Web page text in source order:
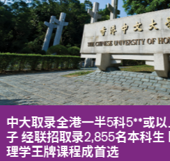
中大取录全港一半5科5**或
子 经联招取录2,855名本科生
理学王牌课程成首选